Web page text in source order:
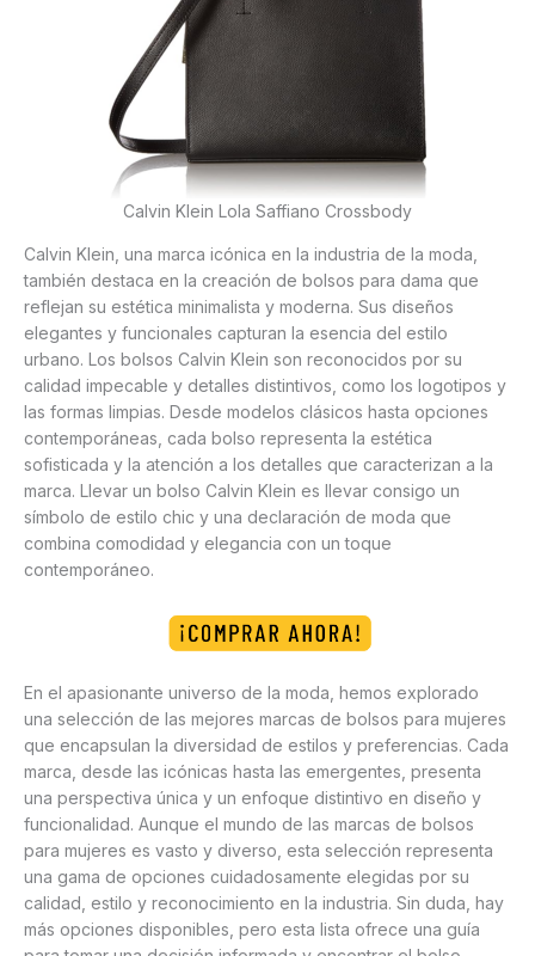
Calvin Klein Lola Saffiano Crossbody
Calvin Klein, una marca icónica en la industria de la moda,
también destaca en la creación de bolsos para dama que
reflejan su estética minimalista y moderna. Sus diseños
elegantes y funcionales capturan la esencia del estilo
urbano. Los bolsos Calvin Klein son reconocidos por su
calidad impecable y detalles distintivos, como los logotipos y
las formas limpias. Desde modelos clásicos hasta opciones
contemporáneas, cada bolso representa la estética
sofisticada y la atención a los detalles que caracterizan a la
marca. Llevar un bolso Calvin Klein es llevar consigo un
símbolo de estilo chic y una declaración de moda que
combina comodidad y elegancia con un toque
contemporáneo.
En el apasionante universo de la moda, hemos explorado
una selección de las mejores marcas de bolsos para mujeres
que encapsulan la diversidad de estilos y preferencias. Cada
marca, desde las icónicas hasta las emergentes, presenta
una perspectiva única y un enfoque distintivo en diseño y
funcionalidad. Aunque el mundo de las marcas de bolsos
para mujeres es vasto y diverso, esta selección representa
una gama de opciones cuidadosamente elegidas por su
calidad, estilo y reconocimiento en la industria. Sin duda, hay
más opciones disponibles, pero esta lista ofrece una guía